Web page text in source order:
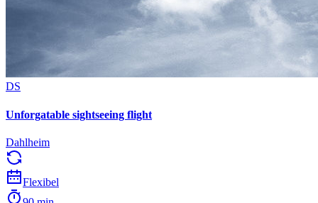
DS
Unforgatable sightseeing flight
Dahlheim
Flexibel